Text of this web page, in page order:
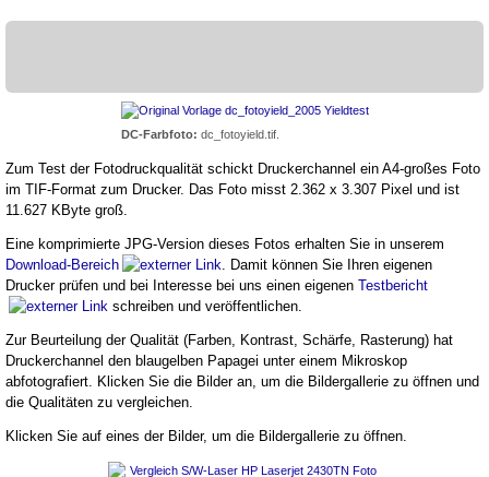
DC-Farbfoto: dc_fotoyield.tif.
Zum Test der Fotodruckqualität schickt Druckerchannel ein A4-großes Foto
im TIF-Format zum Drucker. Das Foto misst 2.362 x 3.307 Pixel und ist
11.627 KByte groß.
Eine komprimierte JPG-Version dieses Fotos erhalten Sie in unserem
Download-Bereich
. Damit können Sie Ihren eigenen
Drucker prüfen und bei Interesse bei uns einen eigenen Testbericht
schreiben und veröffentlichen.
Zur Beurteilung der Qualität (Farben, Kontrast, Schärfe, Rasterung) hat
Druckerchannel den blaugelben Papagei unter einem Mikroskop
abfotografiert. Klicken Sie die Bilder an, um die Bildergallerie zu öffnen und
die Qualitäten zu vergleichen.
Klicken Sie auf eines der Bilder, um die Bildergallerie zu öffnen.